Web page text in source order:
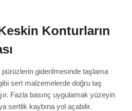
Konturların
giderilmesinde taşlama
sert malzemelerde doğru taş
Fazla basınç uygulamak yüzeyin
sertlik kaybına yol açabilir.